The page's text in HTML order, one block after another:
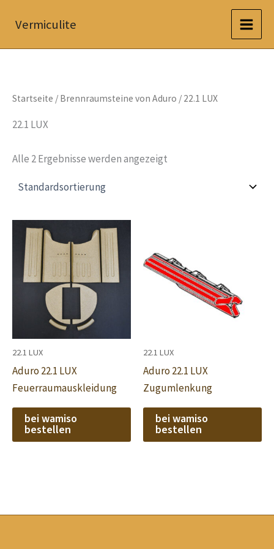
InhaltVermiculite
Startseite / Brennraumsteine von Aduro / 22.1 LUX
22.1 LUX
Alle 2 Ergebnisse werden angezeigt
22.1 LUX
Aduro 22.1 LUX
Feuerraumauskleidung
bei wamiso
bestellen
22.1 LUX
Aduro 22.1 LUX
Zugumlenkung
bei wamiso
bestellen